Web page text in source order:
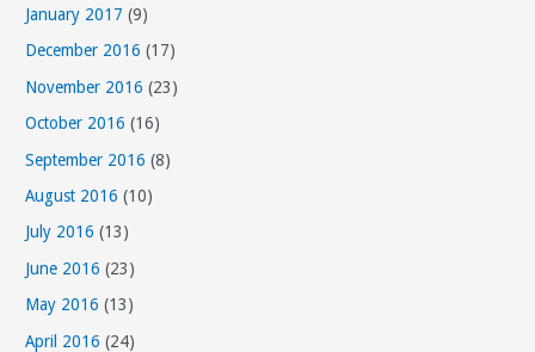
January 2017 (9)
December 2016 (17)
November 2016 (23)
October 2016 (16)
September 2016 (8)
August 2016 (10)
July 2016 (13)
June 2016 (23)
May 2016 (13)
April 2016 (24)